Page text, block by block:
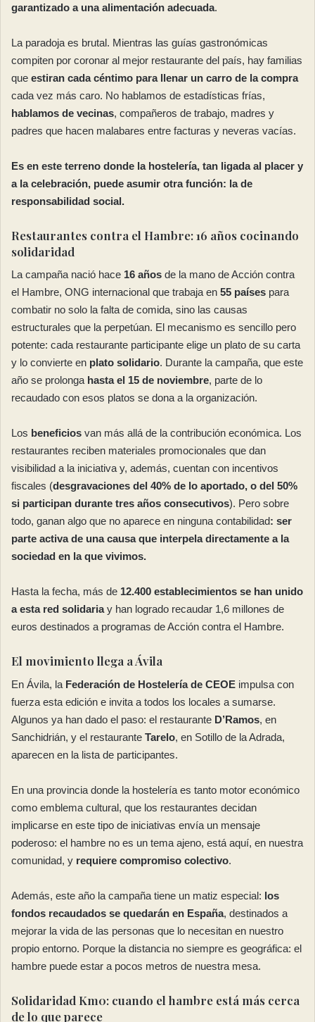
garantizado a una alimentación adecuada.
La paradoja es brutal. Mientras las guías gastronómicas
compiten por coronar al mejor restaurante del país, hay familias
que estiran cada céntimo para llenar un carro de la compra
cada vez más caro. No hablamos de estadísticas frías,
hablamos de vecinas, compañeros de trabajo, madres y
padres que hacen malabares entre facturas y neveras vacías.
Es en este terreno donde la hostelería, tan ligada al placer y
a la celebración, puede asumir otra función: la de
responsabilidad social.
Restaurantes contra el Hambre: 16 años cocinando
solidaridad
La campaña nació hace 16 años de la mano de Acción contra
el Hambre, ONG internacional que trabaja en 55 países para
combatir no solo la falta de comida, sino las causas
estructurales que la perpetúan. El mecanismo es sencillo pero
potente: cada restaurante participante elige un plato de su carta
y lo convierte en plato solidario. Durante la campaña, que este
año se prolonga hasta el 15 de noviembre, parte de lo
recaudado con esos platos se dona a la organización.
Los beneficios van más allá de la contribución económica. Los
restaurantes reciben materiales promocionales que dan
visibilidad a la iniciativa y, además, cuentan con incentivos
fiscales (desgravaciones del 40% de lo aportado, o del 50%
si participan durante tres años consecutivos). Pero sobre
todo, ganan algo que no aparece en ninguna contabilidad: ser
parte activa de una causa que interpela directamente a la
sociedad en la que vivimos.
Hasta la fecha, más de 12.400 establecimientos se han unido
a esta red solidariay han logrado recaudar 1,6 millones de
euros destinados a programas de Acción contra el Hambre.
El movimiento llega a Ávila
En Ávila, la Federación de Hostelería de CEOE impulsa con
fuerza esta edición e invita a todos los locales a sumarse.
Algunos ya han dado el paso: el restaurante D’Ramos, en
Sanchidrián, y el restaurante Tarelo, en Sotillo de la Adrada,
aparecen en la lista de participantes.
En una provincia donde la hostelería es tanto motor económico
como emblema cultural, que los restaurantes decidan
implicarse en este tipo de iniciativas envía un mensaje
poderoso: el hambre no es un tema ajeno, está aquí, en nuestra
comunidad, y requiere compromiso colectivo.
Además, este año la campaña tiene un matiz especial: los
fondos recaudados se quedarán en España, destinados a
mejorar la vida de las personas que lo necesitan en nuestro
propio entorno. Porque la distancia no siempre es geográfica: el
hambre puede estar a pocos metros de nuestra mesa.
Solidaridad Km0: cuando el hambre está más cerca
de lo que parece